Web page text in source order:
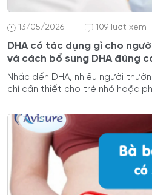
13/05/2026 109 lượt xem
DHA có tác dụng gì cho
và cách bổ sung DHA đúng
Nhắc đến DHA, nhiều người
chỉ cần thiết cho trẻ nhỏ hoặc